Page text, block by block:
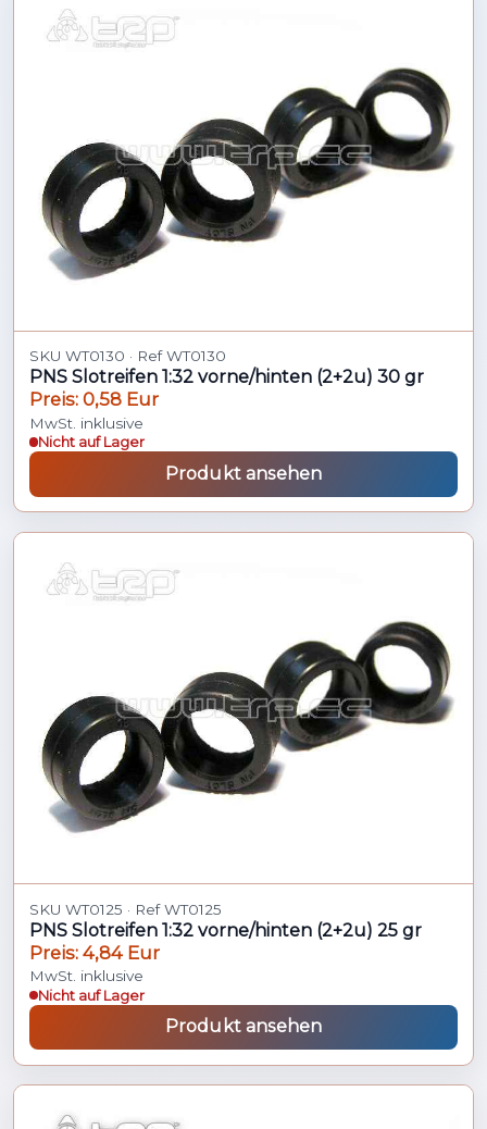
SKU WT0130 · Ref WT0130
PNS Slotreifen 1:32 vorne/hinten (2+2u) 30 gr
Preis: 0,58 Eur
MwSt. inklusive
Nicht auf Lager
Produkt ansehen
SKU WT0125 · Ref WT0125
PNS Slotreifen 1:32 vorne/hinten (2+2u) 25 gr
Preis: 4,84 Eur
MwSt. inklusive
Nicht auf Lager
Produkt ansehen